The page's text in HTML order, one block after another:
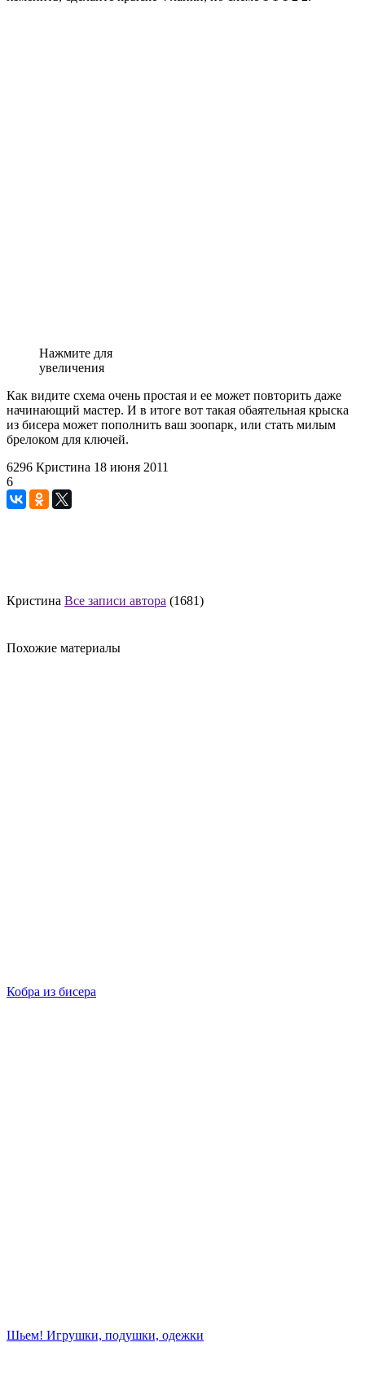
Нажмите для
увеличения
Как видите схема очень простая и ее может повторить даже
начинающий мастер. И в итоге вот такая обаятельная крыска
из бисера может пополнить ваш зоопарк, или стать милым
брелоком для ключей.
6296 Кристина 18 июня 2011
6
Кристина Все записи автора (1681)
Похожие материалы
Кобра из бисера
Шьем! Игрушки, подушки, одежки